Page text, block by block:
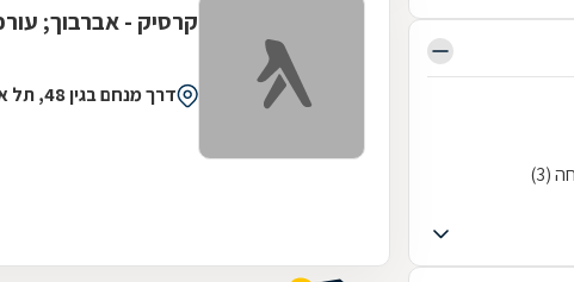
(3)
קרסיק - אברבוך;
דרך מנחם בגין 48, תל אביב